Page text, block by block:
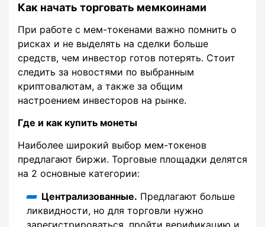
Как начать торговать мемкоинами
При работе с мем-токенами важно помнить о
рисках и не выделять на сделки больше
средств, чем инвестор готов потерять. Стоит
следить за новостями по выбранным
криптовалютам, а также за общим
настроением инвесторов на рынке.
Где и как купить монеты
Наиболее широкий выбор мем-токенов
предлагают биржи. Торговые площадки делятся
на 2 основные категории:
Централизованные. Предлагают больше
ликвидности, но для торговли нужно